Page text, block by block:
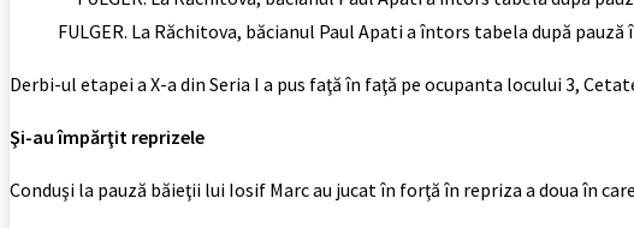
FULGER. La Răchitova, băcianul Paul Apati a întors tabela după
Derbi-ul etapei a X-a din Seria I a pus faţă în faţă pe ocupanta locului 3,
Şi-au împărţit reprizele
Conduşi la pauză băieţii lui Iosif Marc au jucat în forţă în repriza a doua în